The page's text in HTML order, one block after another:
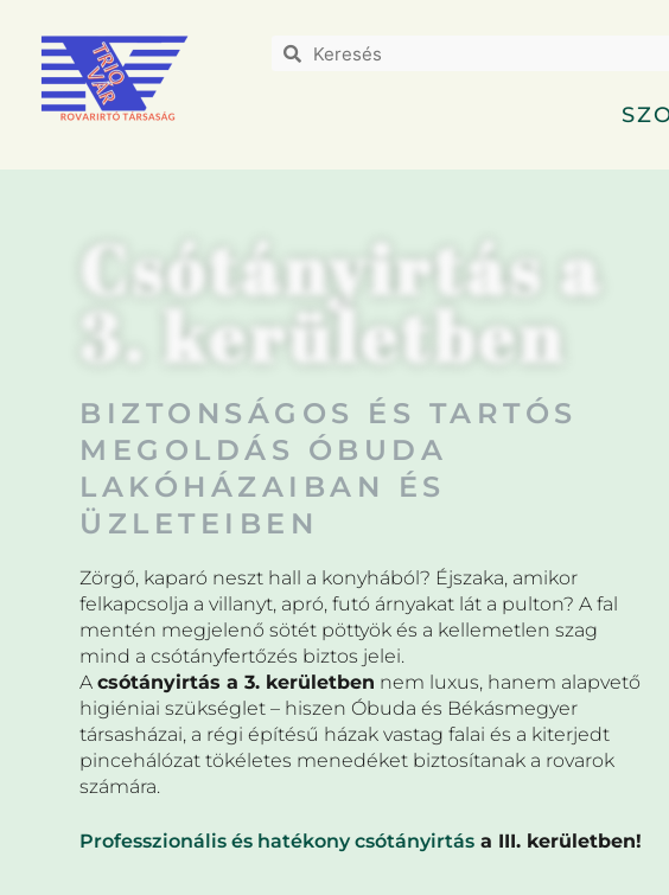
Csótányirtás a
3. kerületben
BIZTONSÁGOS ÉS TARTÓS
MEGOLDÁS ÓBUDA
LAKÓHÁZAIBAN ÉS
ÜZLETEIBEN
Zörgő, kaparó neszt hall a konyhából? Éjszaka, amikor
felkapcsolja a villanyt, apró, futó árnyakat lát a pulton? A fal
mentén megjelenő sötét pöttyök és a kellemetlen szag
mind a csótányfertőzés biztos jelei.
Acsótányirtás a 3. kerületben nem luxus, hanem alapvető
higiéniai szükséglet – hiszen Óbuda és Békásmegyer
társasházai, a régi építésű házak vastag falai és a kiterjedt
pincehálózat tökéletes menedéket biztosítanak a rovarok
számára.
Professzionális és hatékony csótányirtás a III. kerületben!